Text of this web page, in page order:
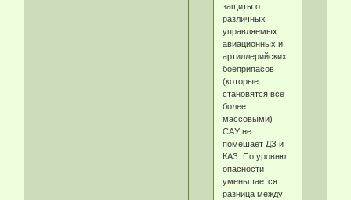
защиты от
различных
управляемых
авиационных и
артиллерийских
боеприпасов
(которые
становятся все
более
массовыми)
САУ не
помешает ДЗ и
КАЗ. По уровню
опасности
уменьшается
разница между